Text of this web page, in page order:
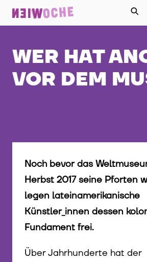
WER HAT
VOR DEM
Noch bevor das
Herbst 2017 seine Pforten
legen lateinamerikanische
Künstler_innen dessen
Fundament frei.
Über Jahrhunderte hat der